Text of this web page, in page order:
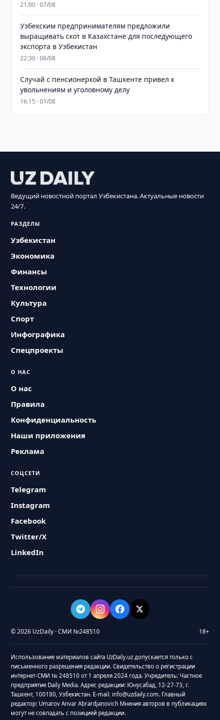
21:00 · 07/08
Узбекским предпринимателям предложили
выращивать скот в Казахстане для последующего
экспорта в Узбекистан
22:30 · 06/08
Случай с пенсионеркой в Ташкенте привел к
увольнениям и уголовному делу
16:15 · 01/08
Ведущий новостной портал Узбекистана. Актуальные новости
24/7.
РАЗДЕЛЫ
Узбекистан
Экономика
Финансы
Технологии
Культура
Спорт
Инфографика
Спецпроекты
О НАС
О нас
Правила
Конфиденциальность
Наши приложения
Реклама
СОЦСЕТИ
Telegram
Instagram
Facebook
Twitter/X
LinkedIn
© 2026 UzDaily · СМИ №248510 18+
Использование материалов сайта UzDaily.uz допускается только с
письменного разрешения редакции. Свидетельство о регистрации
интернет-СМИ № 248510 от 1 апреля 2024 года. Учредитель: Частное
предприятие Daily Media. Адрес редакции: Юнусабад, 12-27-73, г.
Ташкент, 100180, Узбекистан. E-mail: info@uzdaily.com. Главный
редактор: Umarov Anvar Abrardjanovich Мнения авторов в публикациях
могут не совпадать с позицией редакции.